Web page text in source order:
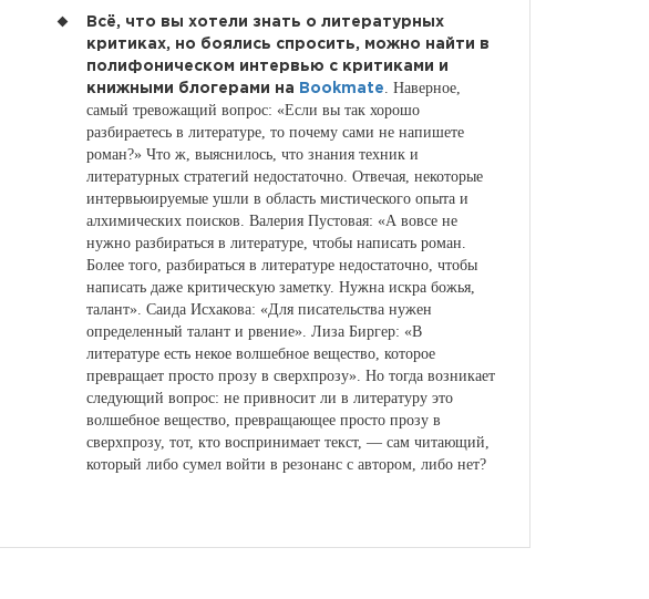
Всё, что вы хотели знать о литературных
критиках, но боялись спросить, можно найти в
полифоническом интервью с критиками и
книжными блогерами на
Bookmate. Наверное,
самый тревожащий вопрос: «Если вы так хорошо
разбираетесь в литературе, то почему сами не напишете
роман?» Что ж, выяснилось, что знания техник и
литературных стратегий недостаточно. Отвечая, некоторые
интервьюируемые ушли в область мистического опыта и
алхимических поисков. Валерия Пустовая: «А вовсе не
нужно разбираться в литературе, чтобы написать роман.
Более того, разбираться в литературе недостаточно, чтобы
написать даже критическую заметку. Нужна искра божья,
талант». Саида Исхакова: «Для писательства нужен
определенный талант и рвение». Лиза Биргер: «В
литературе есть некое волшебное вещество, которое
превращает просто прозу в сверхпрозу». Но тогда возникает
следующий вопрос: не привносит ли в литературу это
волшебное вещество, превращающее просто прозу в
сверхпрозу, тот, кто воспринимает текст, — сам читающий,
который либо сумел войти в резонанс с автором, либо нет?